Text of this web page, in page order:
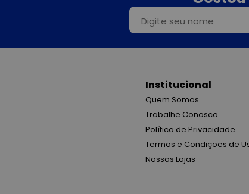
Institucional
Quem Somos
Trabalhe Conosco
Política de Privacidade
Termos e Condições de
Nossas Lojas